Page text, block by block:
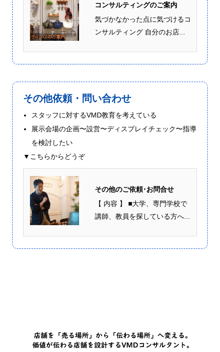
コンサルティングのご案内
気づかなかった点に気づけるコ
ンサルティング 自分のお店...
その他依頼・問い合わせ
スタッフに対するVMD教育を考えている
展示会場の企画〜設営〜ディスプレイチェック〜指導
を検討したい
▼こちらからどうぞ
その他のご依頼･お問合せ
【 内容 】 ■大学、専門学校で
講師、教員を探している方へ...